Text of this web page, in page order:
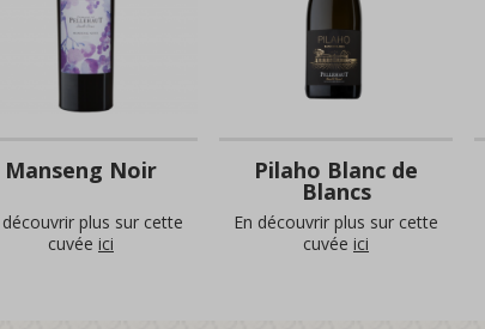
Manseng Noir
découvrir plus sur cette
cuvée ici
Pilaho Blanc de
Blancs
En découvrir plus sur cette
cuvée ici